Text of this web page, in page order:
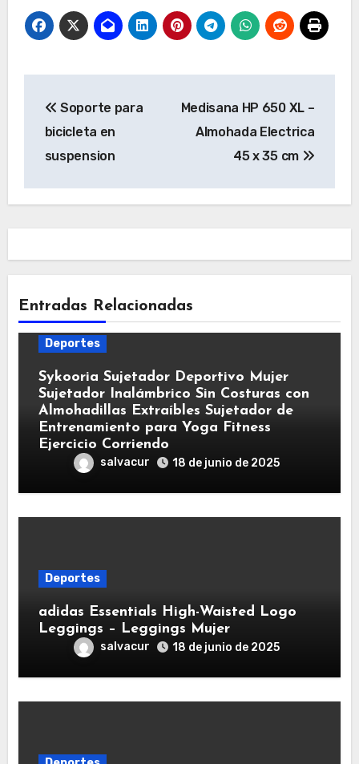
de
entradas
Soporte para
bicicleta en
suspension
Medisana HP 650 XL –
Almohada Electrica
45 x 35 cm
Entradas Relacionadas
Deportes
Sykooria Sujetador Deportivo Mujer
Sujetador Inalámbrico Sin Costuras con
Almohadillas Extraíbles Sujetador de
Entrenamiento para Yoga Fitness
Ejercicio Corriendo
salvacur 18 de junio de 2025
Deportes
adidas Essentials High-Waisted Logo
Leggings – Leggings Mujer
salvacur 18 de junio de 2025